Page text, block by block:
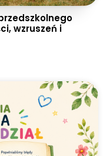
wzruszeń i